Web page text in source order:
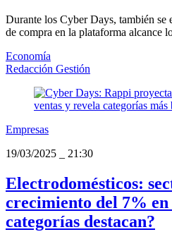
Durante los Cyber Days, también se
de compra en la plataforma alcance
Economía
Redacción Gestión
Empresas
19/03/2025
21:30
Electrodomésticos:
crecimiento del 7% en
categorías destacan?